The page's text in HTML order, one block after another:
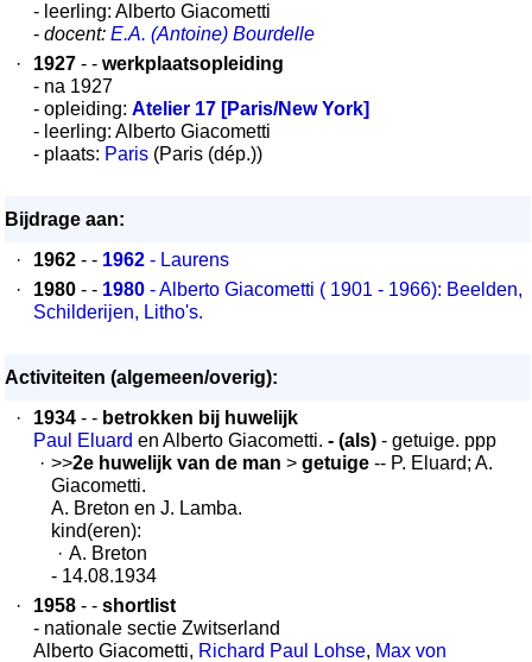
- leerling: Alberto Giacometti
- docent: E.A. (Antoine) Bourdelle
·
1927 - - werkplaatsopleiding
- na 1927
- opleiding: Atelier 17 [Paris/New York]
- leerling: Alberto Giacometti
- plaats: Paris (Paris (dép.))
Bijdrage aan:
·
1962 - - 1962 - Laurens
·
1980 - - 1980 - Alberto Giacometti ( 1901 - 1966): Beelden,
Schilderijen, Litho's.
Activiteiten (algemeen/overig):
·
1934 - - betrokken bij huwelijk
Paul Eluard en Alberto Giacometti. - (als) - getuige. ppp
· >>2e huwelijk van de man > getuige -- P. Eluard; A.
Giacometti.
A. Breton en J. Lamba.
kind(eren):
· A. Breton
- 14.08.1934
·
1958 - - shortlist
- nationale sectie Zwitserland
Alberto Giacometti, Richard Paul Lohse, Max von